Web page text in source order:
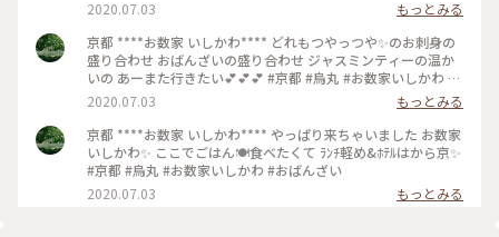
2020.07.03
もっとみる
京都 ****お数家 いしかわ**** どれもつやっつや✨のお刺身の
盛り合わせ おばんざいの盛り合わせ ジャスミンティーの温か
いの あーまた行きたい💕💕💕 #京都 #烏丸 #お数家いしかわ #
おばんざい #お刺身 #刺盛り #おばんざい盛り合わせ
2020.07.03
もっとみる
京都 ****お数家 いしかわ**** やっぱり来ちゃいました お数家
いしかわ✨ ここでごはん🍽️食べたくて ﾗﾝﾁ軽め&ﾎﾃﾙはから京✨
#京都 #烏丸 #お数家いしかわ #おばんざい
2020.07.03
もっとみる